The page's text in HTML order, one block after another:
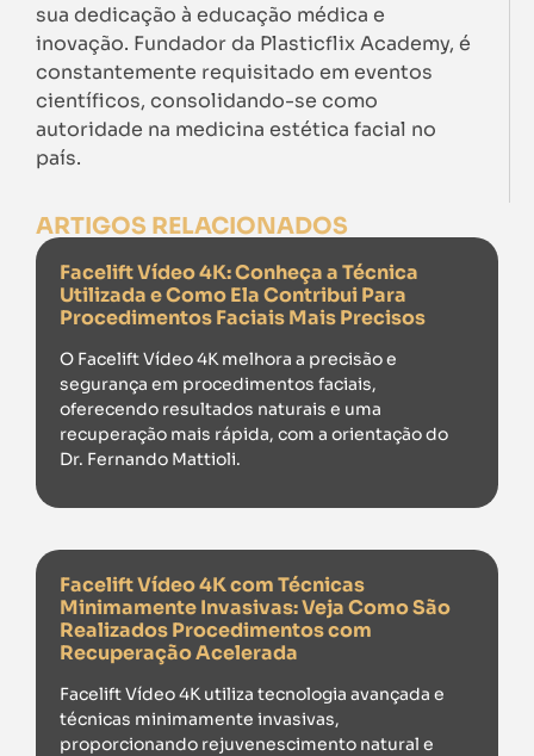
sua dedicação à educação médica e
inovação. Fundador da Plasticflix Academy, é
constantemente requisitado em eventos
científicos, consolidando-se como
autoridade na medicina estética facial no
país.
ARTIGOS RELACIONADOS
Facelift Vídeo 4K: Conheça a Técnica
Utilizada e Como Ela Contribui Para
Procedimentos Faciais Mais Precisos
O Facelift Vídeo 4K melhora a precisão e
segurança em procedimentos faciais,
oferecendo resultados naturais e uma
recuperação mais rápida, com a orientação do
Dr. Fernando Mattioli.
Facelift Vídeo 4K com Técnicas
Minimamente Invasivas: Veja Como São
Realizados Procedimentos com
Recuperação Acelerada
Facelift Vídeo 4K utiliza tecnologia avançada e
técnicas minimamente invasivas,
proporcionando rejuvenescimento natural e